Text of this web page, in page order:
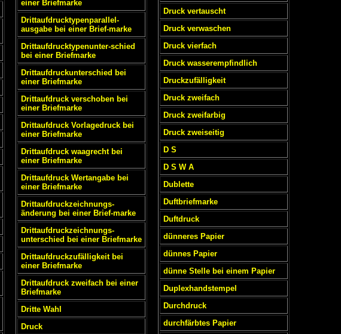
einer Briefmarke
Drittaufdrucktypenparallel-
ausgabe bei einer Brief-marke
Drittaufdrucktypenunter-schied
bei einer Briefmarke
Drittaufdruckunterschied bei
einer Briefmarke
Drittaufdruck verschoben bei
einer Briefmarke
Drittaufdruck Vorlagedruck bei
einer Briefmarke
Drittaufdruck waagrecht bei
einer Briefmarke
Drittaufdruck Wertangabe bei
einer Briefmarke
Drittaufdruckzeichnungs-
änderung bei einer Brief-marke
Drittaufdruckzeichnungs-
unterschied bei einer Briefmarke
Drittaufdruckzufälligkeit bei
einer Briefmarke
Drittaufdruck zweifach bei einer
Briefmarke
Dritte Wahl
Druck
Druck vertauscht
Druck verwaschen
Druck vierfach
Druck wasserempfindlich
Druckzufälligkeit
Druck zweifach
Druck zweifarbig
Druck zweiseitig
D S
D S W A
Dublette
Duftbriefmarke
Duftdruck
dünneres Papier
dünnes Papier
dünne Stelle bei einem Papier
Duplexhandstempel
Durchdruck
durchfärbtes Papier